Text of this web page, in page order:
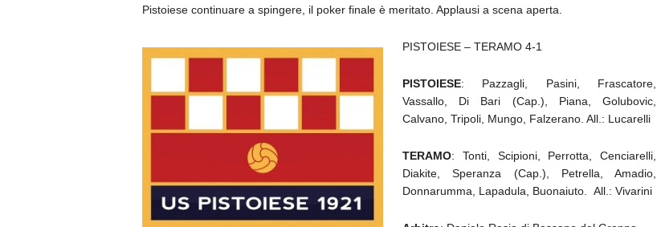
Pistoiese continuare a spingere, il poker finale è meritato. Applausi a scena aperta.
PISTOIESE – TERAMO 4-1
PISTOIESE: Pazzagli, Pasini, Frascatore,
Vassallo, Di Bari (Cap.), Piana, Golubovic,
Calvano, Tripoli, Mungo, Falzerano. All.: Lucarelli
TERAMO: Tonti, Scipioni, Perrotta, Cenciarelli,
Diakite, Speranza (Cap.), Petrella, Amadio,
Donnarumma, Lapadula, Buonaiuto. All.: Vivarini